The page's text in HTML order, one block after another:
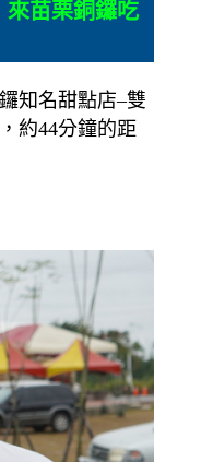
來苗栗銅鑼吃
知名甜點店–雙
約44分鐘的距